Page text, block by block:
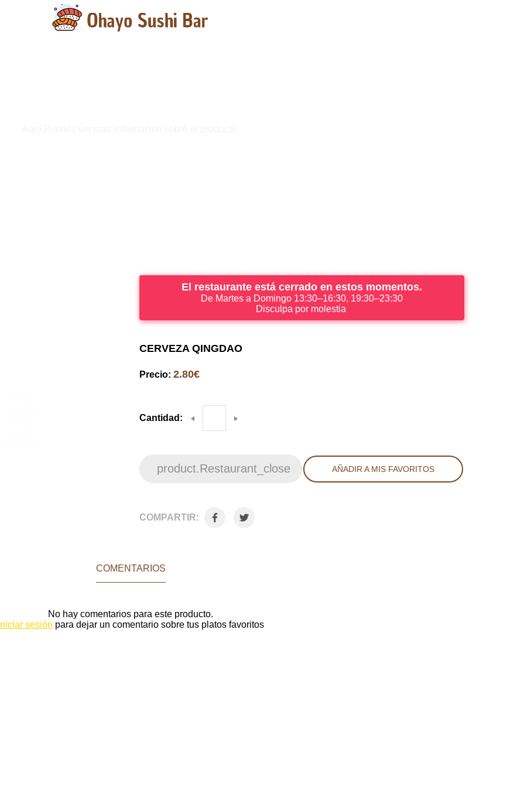
El restaurante está cerrado en estos momentos.
De Martes a Domingo 13:30–16:30, 19:30–23:30
Disculpa por molestia
CERVEZA QINGDAO
Precio: 2.80€
Cantidad:
product.Restaurant_close AÑADIR A MIS FAVORITOS
COMPARTIR:
COMENTARIOS
No hay comentarios para este producto.
Iniciar sesión para dejar un comentario sobre tus platos favoritos